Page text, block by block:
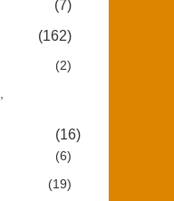
(7)
(162)
(2)
(16)
(6)
(19)